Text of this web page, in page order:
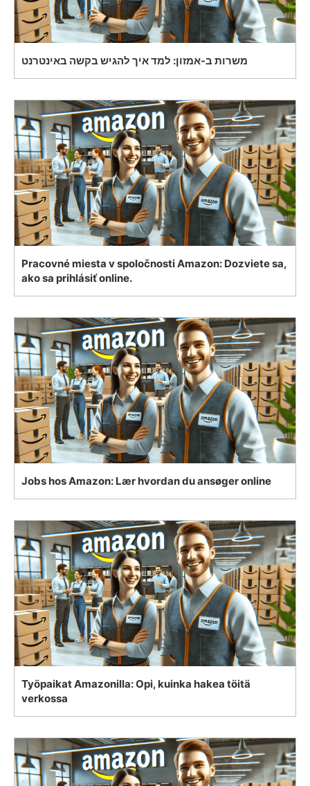
משרות ב-אמזון: למד איך להגיש בקשה באינטרנט
Pracovné miesta v spoločnosti Amazon: Dozviete sa,
ako sa prihlásiť online.
Jobs hos Amazon: Lær hvordan du ansøger online
Työpaikat Amazonilla: Opi, kuinka hakea töitä
verkossa